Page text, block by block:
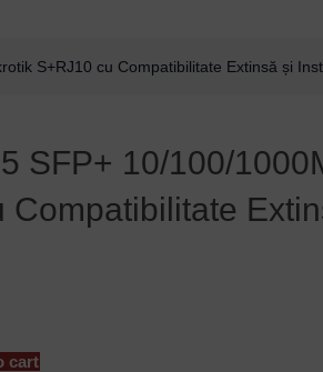
S+RJ10 cu Compatibilitate Extinsă și
SFP+ 10/100/
Compatibilitate
10G
cart